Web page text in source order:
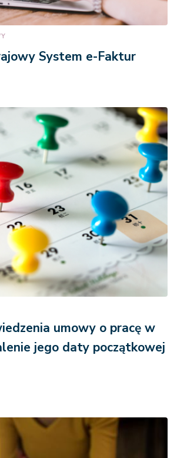
System e-Faktur
umowy o pracę w
jego daty początkowej